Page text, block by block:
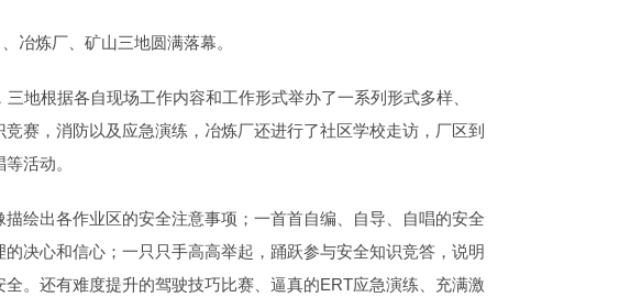
冶炼厂、矿山三地圆满落幕。
地根据各自现场工作内容和工作形式举办了一系列形式多样、
赛，消防以及应急演练，冶炼厂还进行了社区学校走访，厂区到
活动。
绘出各作业区的安全注意事项；一首首自编、自导、自唱的安全
决心和信心；一只只手高高举起，踊跃参与安全知识竞答，说明
。还有难度提升的驾驶技巧比赛、逼真的ERT应急演练、充满激